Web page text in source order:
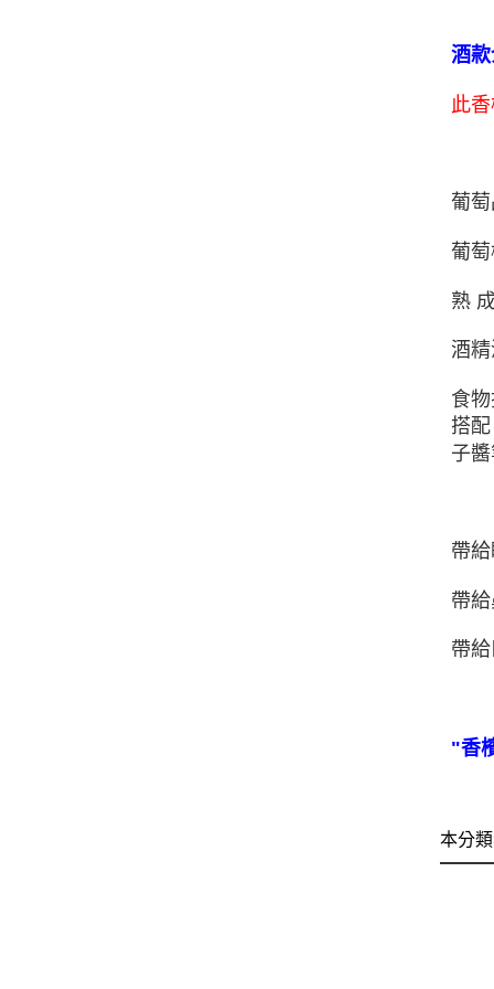
酒
此
葡
葡
熟
酒
食
搭
子
帶
帶
帶
"香
本分